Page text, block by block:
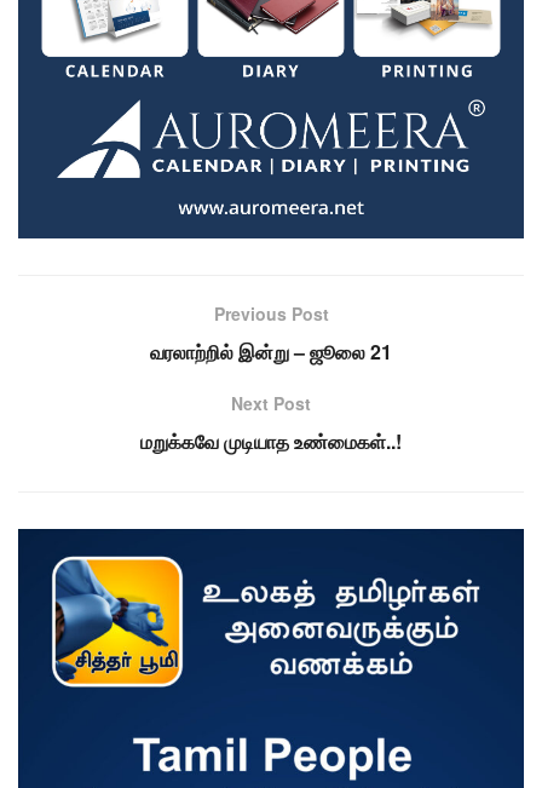
Previous Post
வரலாற்றில் இன்று – ஜூலை 21
Next Post
மறுக்கவே முடியாத உண்மைகள்..!